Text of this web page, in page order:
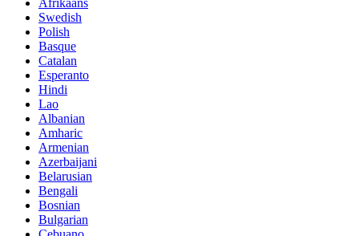
Afrikaans
Swedish
Polish
Basque
Catalan
Esperanto
Hindi
Lao
Albanian
Amharic
Armenian
Azerbaijani
Belarusian
Bengali
Bosnian
Bulgarian